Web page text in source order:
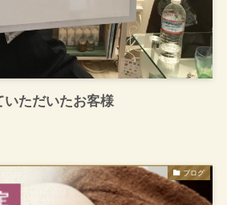
ただいたお客様
ブログ